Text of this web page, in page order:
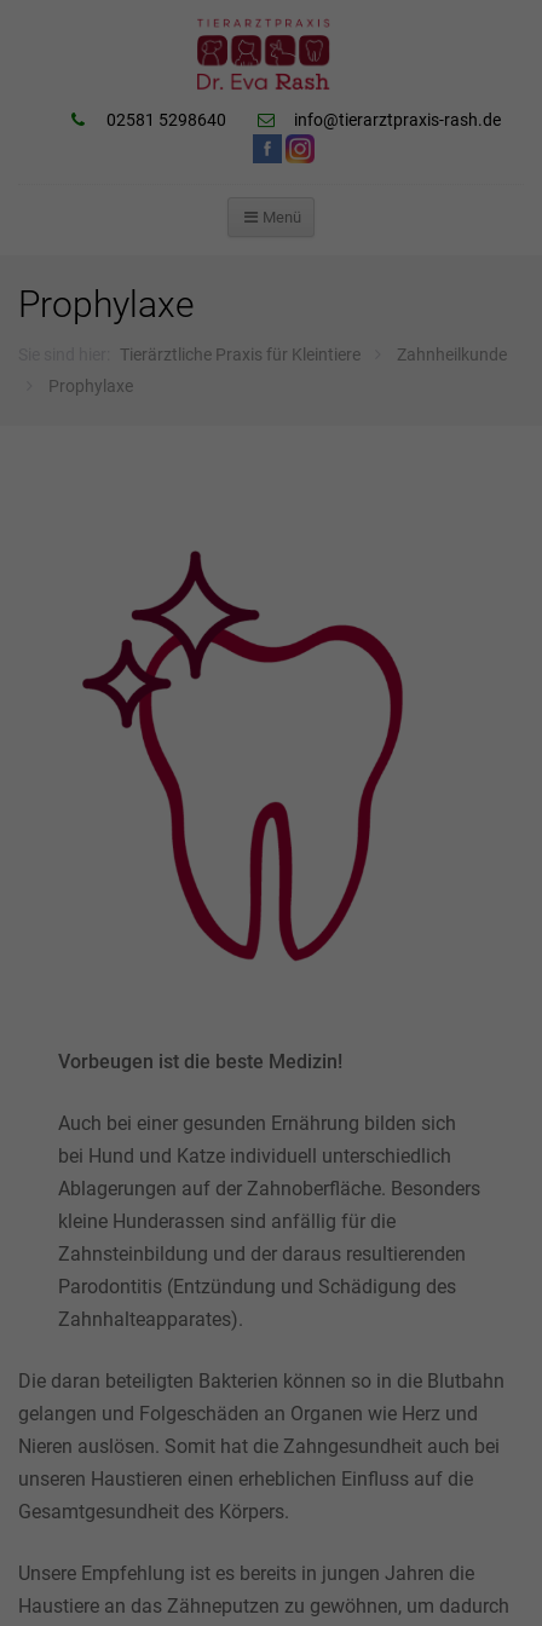
02581 5298640 info@tierarztpraxis-rash.de
Menü
SPRINGEN
Prophylaxe
Tierärztliche Praxis für Kleintiere
Zahnheilkunde
Prophylaxe
Vorbeugen ist die beste Medizin!
Auch bei einer gesunden Ernährung bilden sich
bei Hund und Katze individuell unterschiedlich
Ablagerungen auf der Zahnoberfläche. Besonders
kleine Hunderassen sind anfällig für die
Zahnsteinbildung und der daraus resultierenden
Parodontitis (Entzündung und Schädigung des
Zahnhalteapparates).
Die daran beteiligten Bakterien können so in die Blutbahn
gelangen und Folgeschäden an Organen wie Herz und
Nieren auslösen. Somit hat die Zahngesundheit auch bei
unseren Haustieren einen erheblichen Einfluss auf die
Gesamtgesundheit des Körpers.
Unsere Empfehlung ist es bereits in jungen Jahren die
Haustiere an das Zähneputzen zu gewöhnen, um dadurch